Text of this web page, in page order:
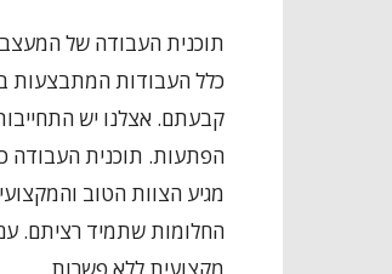
תוכנית העבודה של
כלל העבודות המתבצעות
קבעתם. אצלנו יש
הפתעות. תוכנית העבודה
מגיע הצוות הטוב
החלומות שתמיד רציתם. עם